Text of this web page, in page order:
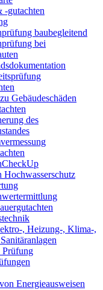
-gutachten
baubegleitend
bei
Gebäudeschäden
des
Hochwasserschutz
, Heizung-, Klima-,
Energieausweisen